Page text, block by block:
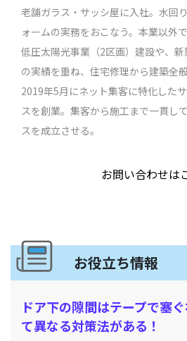
老舗ガラス・サッシ屋に入社。水回
ォームの実務をおこなう。本業以外
低圧太陽光事業（2区画）建設や、新
の実績を重ね、住宅修理から建築全
2019年5月にネット集客に特化した
スを創業。集客から施工まで一貫し
スを成立させる。
お問い合わせは
お役立ち情報
ドア下の隙間はテープで塞
て異なる対策法がある！